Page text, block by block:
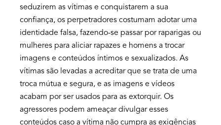
seduzirem as vítimas e conquistarem a sua
confiança, os perpetradores costumam adotar uma
identidade falsa, fazendo-se passar por raparigas ou
mulheres para aliciar rapazes e homens a trocar
imagens e conteúdos íntimos e sexualizados. As
vítimas são levadas a acreditar que se trata de uma
troca mútua e segura, e as imagens e vídeos
acabam por ser usados para as extorquir. Os
agressores podem ameaçar divulgar esses
conteúdos caso a vítima não cumpra as exigências